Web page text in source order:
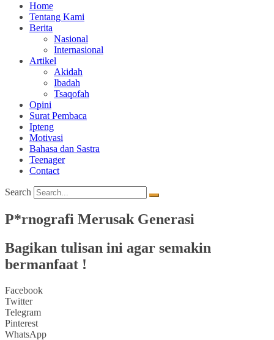
Home
Tentang Kami
Berita
Nasional
Internasional
Artikel
Akidah
Ibadah
Tsaqofah
Opini
Surat Pembaca
Ipteng
Motivasi
Bahasa dan Sastra
Teenager
Contact
Search
P*rnografi Merusak Generasi
Bagikan tulisan ini agar semakin
bermanfaat !
Facebook
Twitter
Telegram
Pinterest
WhatsApp